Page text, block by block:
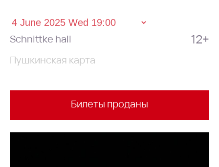
Schnittke hall 12+
Пушкинская карта
Билеты проданы